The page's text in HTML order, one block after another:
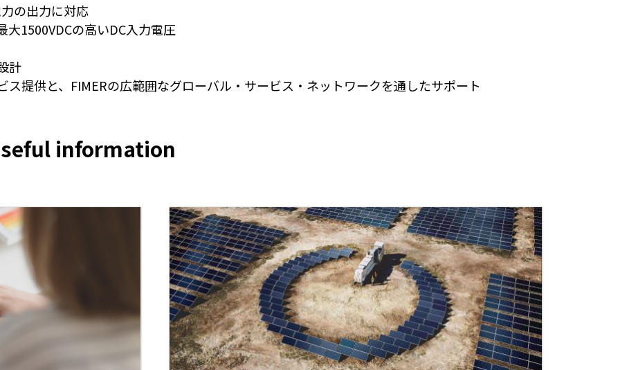
の出力に対応
1500VDCの高いDC入力電圧
計
提供と、FIMERの広範囲なグローバル・サービス・ネットワークを通したサポート
information